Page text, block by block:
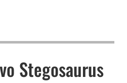
Stegosaurus